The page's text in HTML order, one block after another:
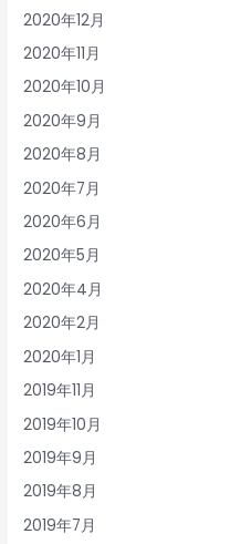
2020年12月
2020年11月
2020年10月
2020年9月
2020年8月
2020年7月
2020年6月
2020年5月
2020年4月
2020年2月
2020年1月
2019年11月
2019年10月
2019年9月
2019年8月
2019年7月